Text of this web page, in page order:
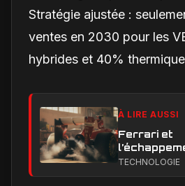
Stratégie ajustée :
ventes en 2030 pour les
hybrides et 40%
À LIRE AUSSI
Ferrari et
en Formule
TECHNOLOGIE